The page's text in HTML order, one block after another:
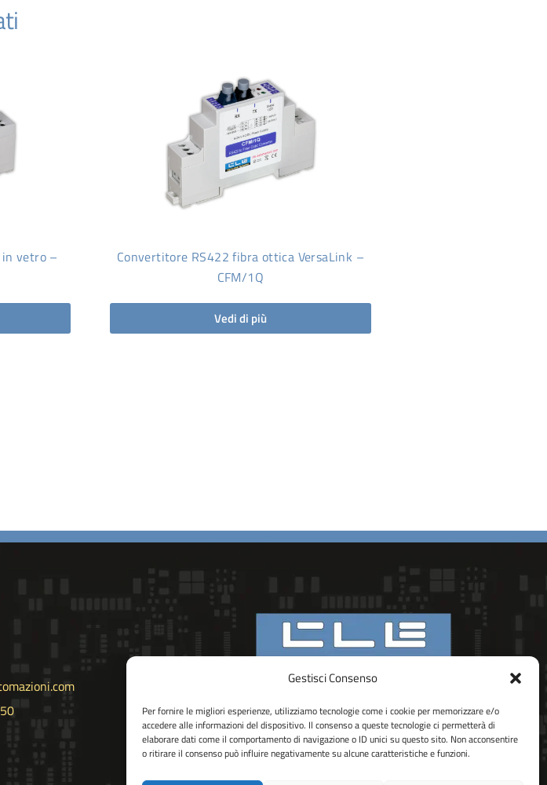
Gestisci Consenso
Per fornire le migliori esperienze, utilizziamo tecnologie come i cookie per memorizzare e/o
accedere alle informazioni del dispositivo. Il consenso a queste tecnologie ci permetterà di
elaborare dati come il comportamento di navigazione o ID unici su questo sito. Non acconsentire
o ritirare il consenso può influire negativamente su alcune caratteristiche e funzioni.
vetro –
Convertitore RS422 fibra ottica VersaLink –
CFM/1Q
Vedi di più
VIA PORDENONE 102
30020 – PRAMAGGIORE (VE)
ITALY